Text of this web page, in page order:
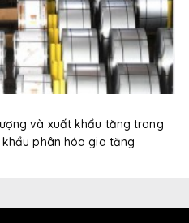
và xuất khẩu tăng trong
phân hóa gia tăng